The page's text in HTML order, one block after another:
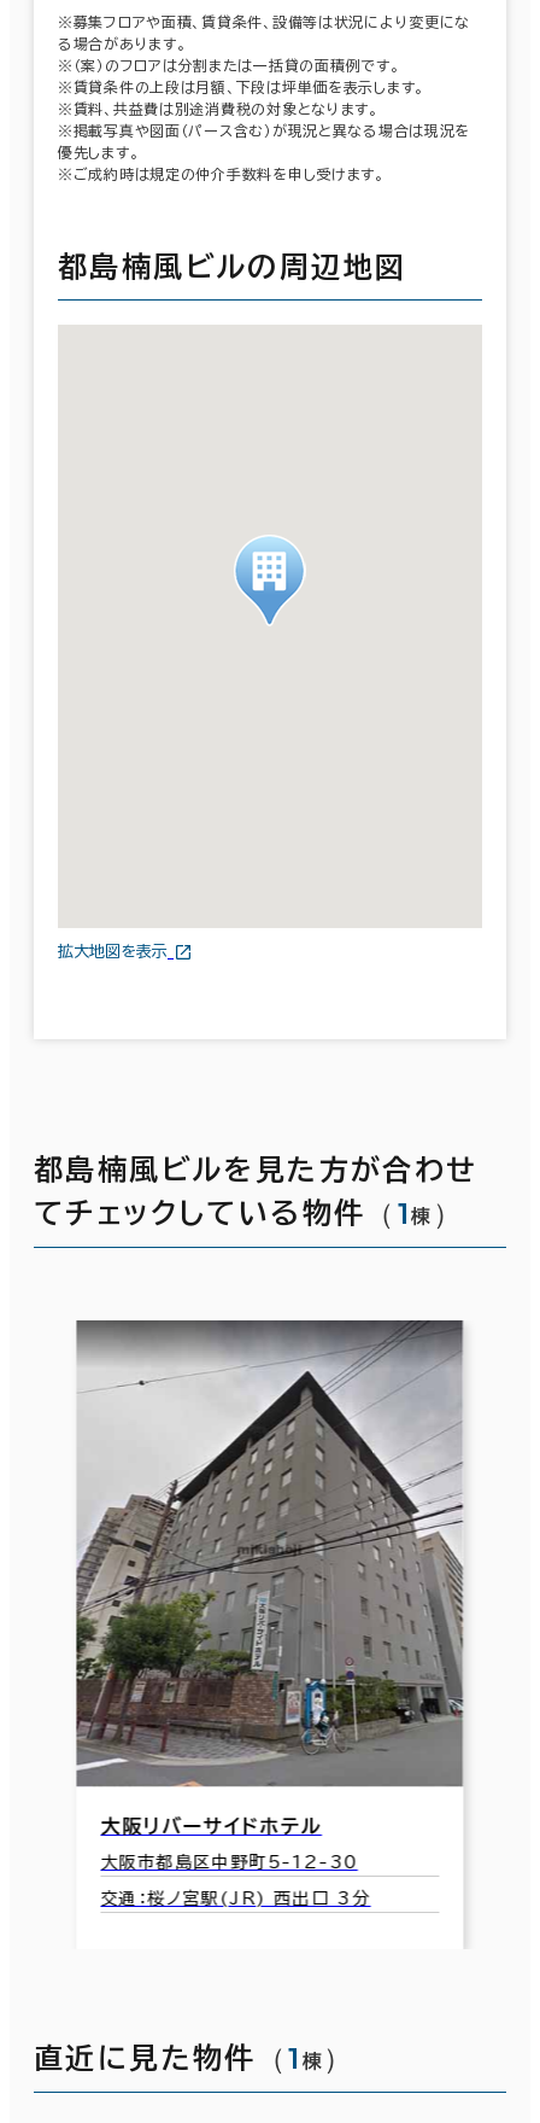
※募集フロアや面積、賃貸条件、設備等は状況により変更にな
る場合があります。
※（案）のフロアは分割または一括貸の面積例です。
※賃貸条件の上段は月額、下段は坪単価を表示します。
※賃料、共益費は別途消費税の対象となります。
※掲載写真や図面（パース含む）が現況と異なる場合は現況を
優先します。
※ご成約時は規定の仲介手数料を申し受けます。
都島楠風ビルの周辺地図
拡大地図を表示
都島楠風ビルを見た方が合わせ
てチェックしている物件
（ 1棟 ）
大阪リバーサイドホテル
大阪市都島区中野町5-12-30
交通：桜ノ宮駅(JR) 西出口 3分
直近に見た物件 （1 棟 ）